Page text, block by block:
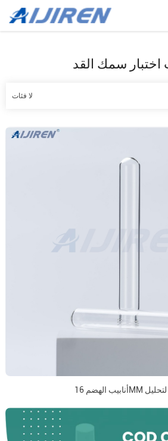
اختبار سمك القد
لا فئات